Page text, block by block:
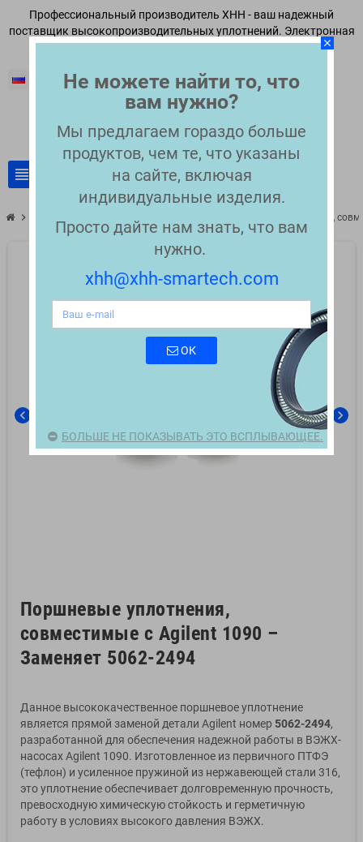
Профессиональный производитель XHH - ваш надежный
поставщик высокопроизводительных уплотнений. Электронная
почта:xhh@xhh-smartech.com
Русский
view_headline
chevron_right Поршневые уплотнения,
chevron_left chevron_right
Поршневые уплотнения,
совместимые с Agilent 1090 –
Заменяет 5062-2494
Данное высококачественное поршневое уплотнение
является прямой заменой детали Agilent номер 5062-2494,
разработанной для обеспечения надежной работы в ВЭЖХ-
насосах Agilent 1090. Изготовленное из первичного ПТФЭ
(тефлон) и усиленное пружиной из нержавеющей стали 316,
это уплотнение обеспечивает долговременную прочность,
превосходную химическую стойкость и герметичную
работу в условиях высокого давления ВЭЖХ.
close
Не можете найти то, что
вам нужно?
Мы предлагаем гораздо больше
продуктов, чем те, что указаны
на сайте, включая
индивидуальные изделия.
Просто дайте нам знать, что вам
нужно.
xhh@xhh-smartech.com
ОК
БОЛЬШЕ НЕ ПОКАЗЫВАТЬ ЭТО ВСПЛЫВАЮЩЕЕ.